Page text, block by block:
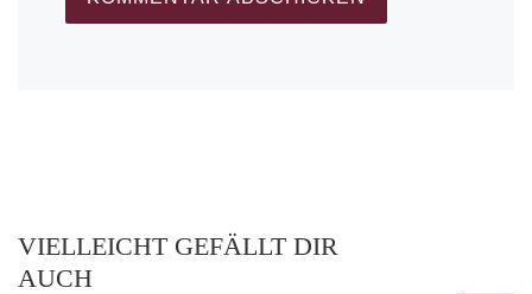
VIELLEICHT GEFÄLLT DIR
AUCH